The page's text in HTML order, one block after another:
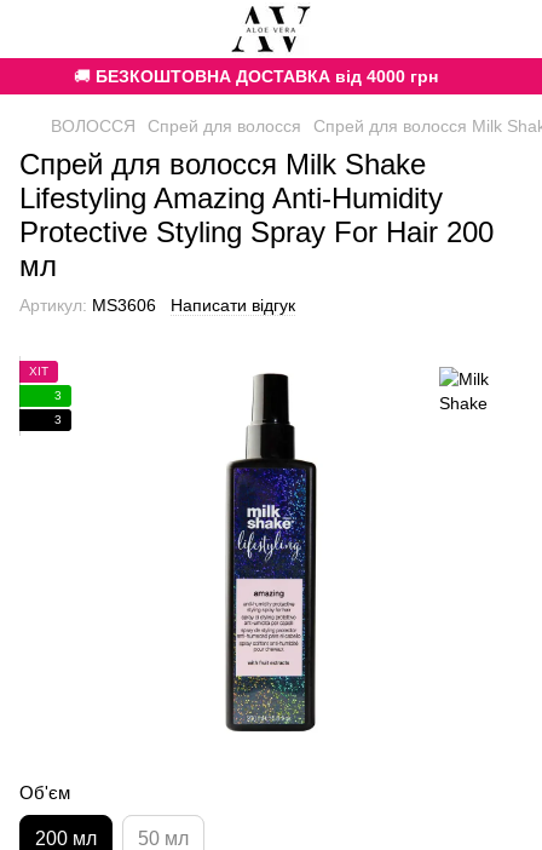
🚚 БЕЗКОШТОВНА ДОСТАВКА від 4000 грн
ВОЛОССЯ Спрей для волосся Спрей для волосся Milk
Спрей для волосся Milk Shake
Lifestyling Amazing Anti-Humidity
Protective Styling Spray For Hair 200
мл
Артикул: MS3606 Написати відгук
ХІТ
3
3
Об'єм
200 мл 50 мл